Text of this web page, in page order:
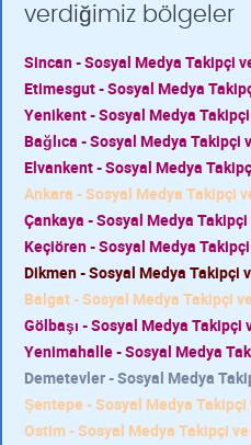
verdiğimiz bölgeler
Sincan - Sosyal Medya Takipçi
Etimesgut - Sosyal Medya
Yenikent - Sosyal Medya Takipçi
Bağlıca - Sosyal Medya Takipçi
Elvankent - Sosyal Medya
Ankara - Sosyal Medya Takipçi
Çankaya - Sosyal Medya Takipçi
Keçiören - Sosyal Medya Takipçi
Dikmen - Sosyal Medya Takipçi
Balgat - Sosyal Medya Takipçi
Gölbaşı - Sosyal Medya Takipçi
Yenimahalle - Sosyal Medya
Demetevler - Sosyal Medya
Şentepe - Sosyal Medya Takipçi
Ostim - Sosyal Medya Takipçi ve